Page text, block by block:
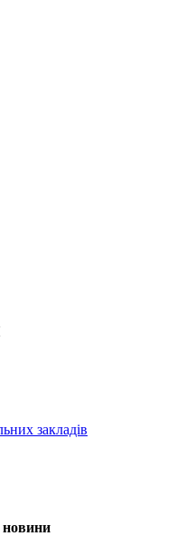
закладів
новини